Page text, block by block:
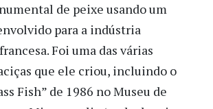
de peixe usando um
para a indústria
Foi uma das várias
que ele criou, incluindo o
Fish” de 1986 no Museu de